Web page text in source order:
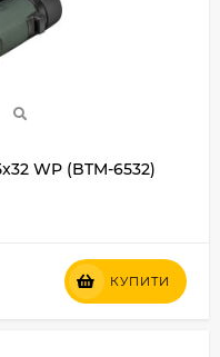
WP (BTM-6532)
КУПИТИ